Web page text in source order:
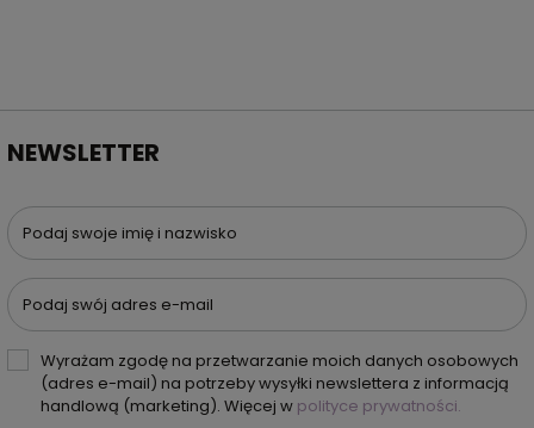
NEWSLETTER
Podaj swoje imię i nazwisko
Podaj swój adres e-mail
Wyrażam zgodę na przetwarzanie moich danych osobowych
(adres e-mail) na potrzeby wysyłki newslettera z informacją
handlową (marketing). Więcej w polityce prywatności.